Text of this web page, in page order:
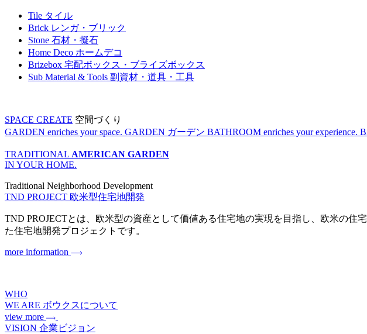
Tile タイル
Brick レンガ・ブリック
Stone 石材・擬石
Home Deco ホームデコ
Brizebox 宅配ボックス・ブライズボックス
Sub Material & Tools 副資材・道具・工具
SPACE CREATE 空間づくり
GARDEN enriches your space. GARDEN ガーデン BATHROOM enriches your experience.
TRADITIONAL AMERICAN GARDEN
IN YOUR HOME.
Traditional Neighborhood Development
TND PROJECT 欧米型住宅地開発
TND PROJECTとは、欧米型の資産として価値ある住宅地の実現を目指し、欧米の住
た住宅地開発プロジェクトです。
more information
WHO
WE ARE ボウクスについて
view more
VISION 企業ビジョン